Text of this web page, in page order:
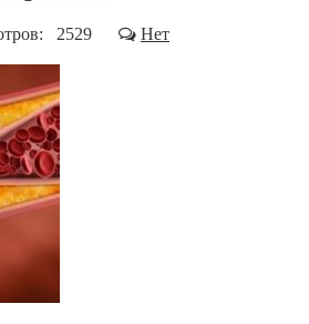
2529
Нет